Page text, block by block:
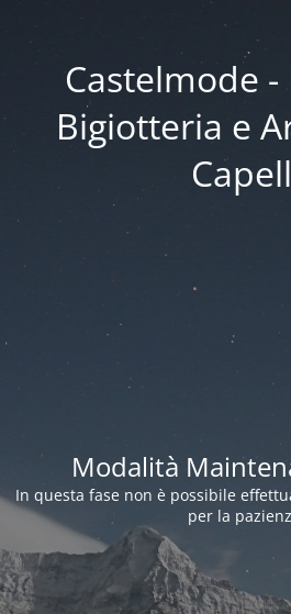
Castelmode
Bigiotteria e
Modalità
In questa fase non è possibile
per la